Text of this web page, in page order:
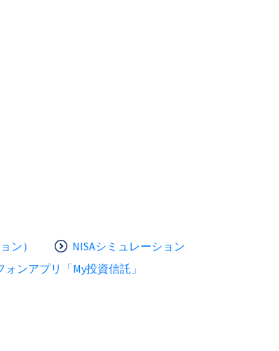
ン）
NISAシミュレーション
ォンアプリ「My投資信託」